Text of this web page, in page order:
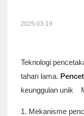
2025-03-19
Teknologi
tahan lama.
keunggulan unik
1. Mekanisme